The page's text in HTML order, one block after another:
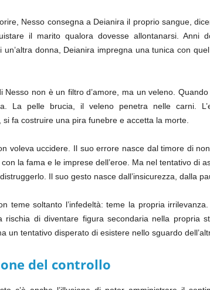
Nesso consegna a Deianira il proprio sangue,
il marito qualora dovesse allontanarsi. Anni
un’altra donna, Deianira impregna una tunica con
Nesso non è un filtro d’amore, ma un veleno.
La pelle brucia, il veleno penetra nelle carni.
si fa costruire una pira funebre e accetta la morte.
voleva uccidere. Il suo errore nasce dal timore di
la fama e le imprese dell’eroe. Ma nel tentativo di
Il suo gesto nasce dall’insicurezza, dalla
teme soltanto l’infedeltà: teme la propria
rischia di diventare figura secondaria nella propria
un tentativo disperato di esistere nello sguardo
del controllo